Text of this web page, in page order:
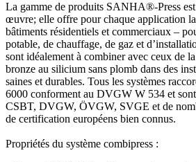
La gamme de produits SANHA®-Press est
œuvre; elle offre pour chaque application
bâtiments résidentiels et commerciaux –
potable, de chauffage, de gaz et
sont idéalement à combiner avec ceux de
bronze au silicium sans plomb dans des
saines et durables. Tous les systèmes
6000 conforment au DVGW W 534 et sont
CSBT, DVGW, ÖVGW, SVGE et de
de certification européens bien connus.
Propriétés du système combipress :